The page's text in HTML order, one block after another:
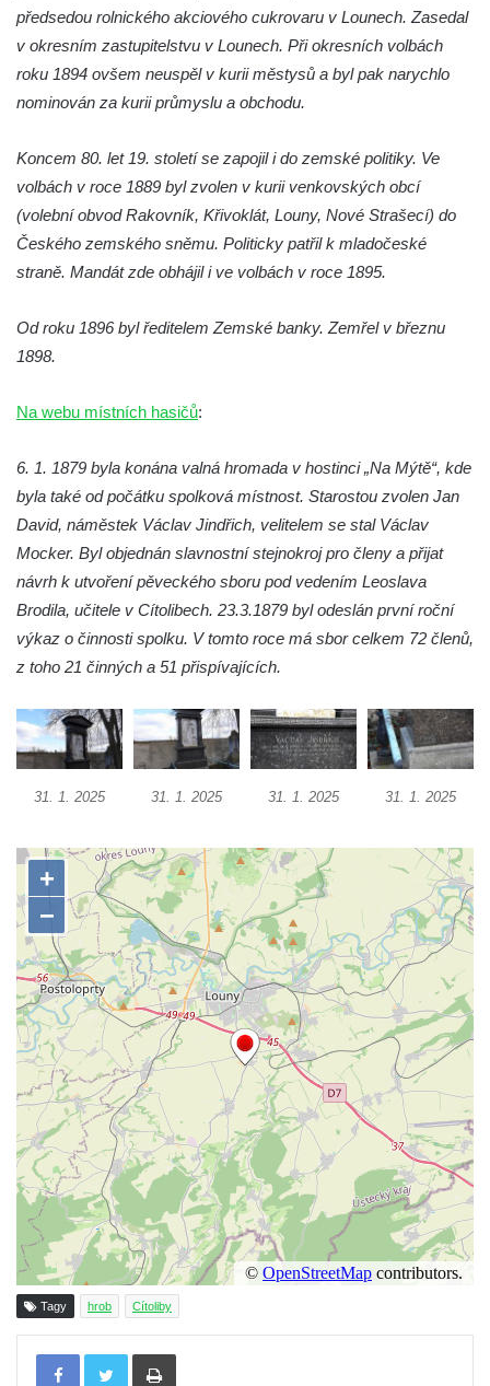
Hrob rodiny Kohoutovy na hřbitově ve
Velešíně
Hrob Šimona Haláčka na hřbitově v Římově
Hrob Jana a Marie Tybytanclových na
Hrob rodiny Lorenz na hřbitově v Římově
Hrob rodiny Stolle na hřbitově v Dolním
Hrob Josefa Adlera na hřbitově v Dolním
Dolním Podluží
Podluží
Hrob rodiny Kunze na hřbitově v Dolním
Podluží
Hrob rodiny Stolle na hřbitově v Horním
Podluží
Hrob rodiny Pergeltových na hřbitově v
Horním Podluží
Račicích
Hrob rodiny Hankovy na hřbitově v Račicích
Hrob Josefa Kolínského na hřbitově v
Hrob Josefa Marka na hřbitově v Račicích
Hrob rodiny Fuxovy na hřbitově v Hostíně u
Vojkovic
Hrob rodiny Kratochvílovy na hřbitově v
Hostíně u Vojkovic
Hrob rodiny Schusterovy na hřbitově v
Hostíně u Vojkovic
Hrob rodiny Seidlových z Vraňan na
hřbitově v Lužci nad Vltavou
Hrob rodiny Tichých a Dvořákových na
hřbitově v Lužci nad Vltavou
Hrob rodiny Grosmanovy na hřbitově v
Lužci nad Vltavou
Hrob rodiny Pokorných z Vraňan na
hřbitově v Lužci nad Vltavou
Hrob Karla Krále a Františka Kramaty na
hřbitově v Lužci nad Vltavou
předsedou rolnického akciového cukrovaru v Lounech. Zasedal
v okresním zastupitelstvu v Lounech. Při okresních volbách
roku 1894 ovšem neuspěl v kurii městysů a byl pak narychlo
nominován za kurii průmyslu a obchodu.
Koncem 80. let 19. století se zapojil i do zemské politiky. Ve
volbách v roce 1889 byl zvolen v kurii venkovských obcí
(volební obvod Rakovník, Křivoklát, Louny, Nové Strašecí) do
Českého zemského sněmu. Politicky patřil k mladočeské
straně. Mandát zde obhájil i ve volbách v roce 1895.
Od roku 1896 byl ředitelem Zemské banky. Zemřel v březnu
1898.
Na webu místních hasičů:
6. 1. 1879 byla konána valná hromada v hostinci „Na Mýtě“, kde
byla také od počátku spolková místnost. Starostou zvolen Jan
David, náměstek Václav Jindřich, velitelem se stal Václav
Mocker. Byl objednán slavnostní stejnokroj pro členy a přijat
návrh k utvoření pěveckého sboru pod vedením Leoslava
Brodila, učitele v Cítolibech. 23.3.1879 byl odeslán první roční
výkaz o činnosti spolku. V tomto roce má sbor celkem 72 členů,
z toho 21 činných a 51 přispívajících.
31. 1. 2025 31. 1. 2025 31. 1. 2025 31. 1. 2025
Tagy hrob Cítoliby
Tisknout